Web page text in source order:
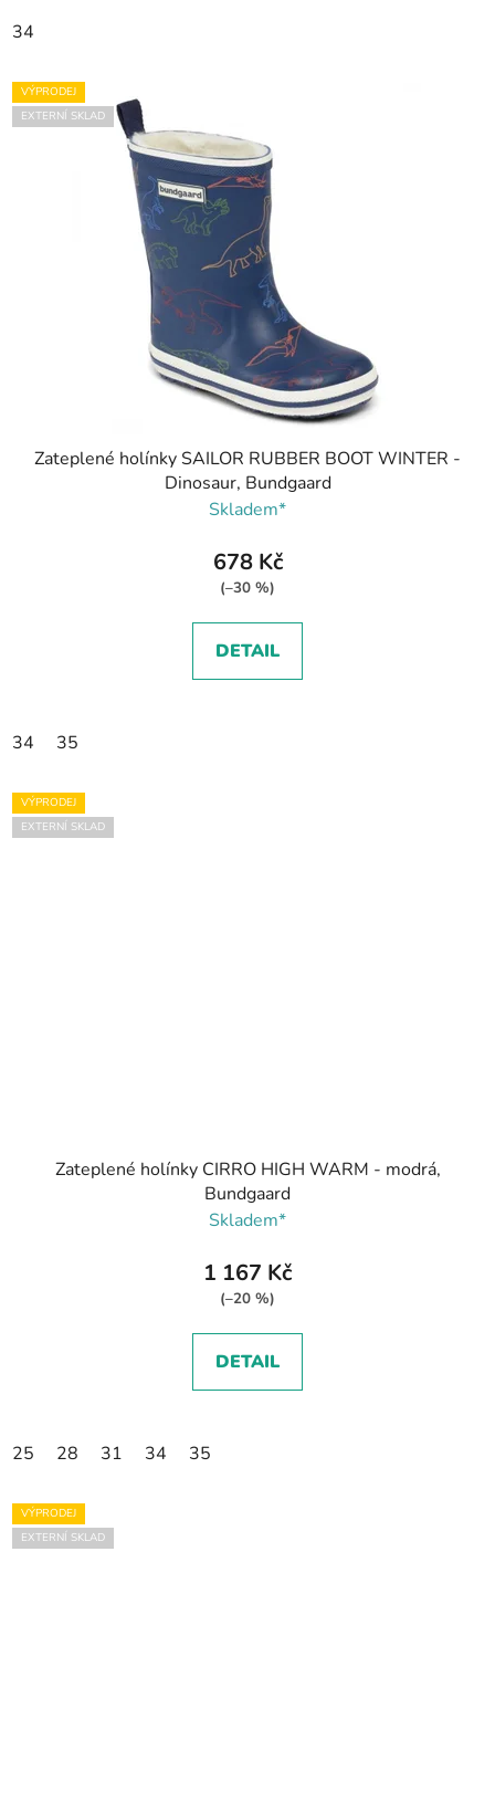
34
VÝPRODEJ
EXTERNÍ SKLAD
Zateplené holínky SAILOR RUBBER BOOT WINTER -
Dinosaur, Bundgaard
Skladem*
678 Kč
(–30 %)
DETAIL
34 35
VÝPRODEJ
EXTERNÍ SKLAD
Zateplené holínky CIRRO HIGH WARM - modrá,
Bundgaard
Skladem*
1 167 Kč
(–20 %)
DETAIL
25 28 31 34 35
VÝPRODEJ
EXTERNÍ SKLAD